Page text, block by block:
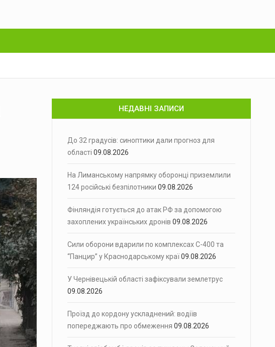
НЕДАВНІ ЗАПИСИ
До 32 градусів: синоптики дали прогноз для
області 09.08.2026
На Лиманському напрямку оборонці приземлили
124 російські безпілотники 09.08.2026
Фінляндія готується до атак РФ за допомогою
захоплених українських дронів 09.08.2026
Сили оборони вдарили по комплексах С-400 та
“Панцир” у Краснодарському краї09.08.2026
У Чернівецькій області зафіксували землетрус
09.08.2026
Проїзд до кордону ускладнений: водіїв
попереджають про обмеження 09.08.2026